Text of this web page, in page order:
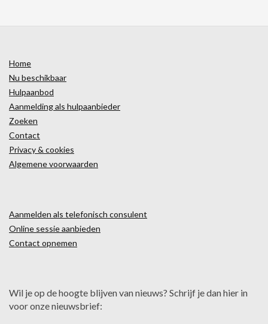
Home
Nu beschikbaar
Hulpaanbod
Aanmelding als hulpaanbieder
Zoeken
Contact
Privacy & cookies
Algemene voorwaarden
Aanmelden als telefonisch consulent
Online sessie aanbieden
Contact opnemen
Wil je op de hoogte blijven van nieuws? Schrijf je dan hier in
voor onze nieuwsbrief: